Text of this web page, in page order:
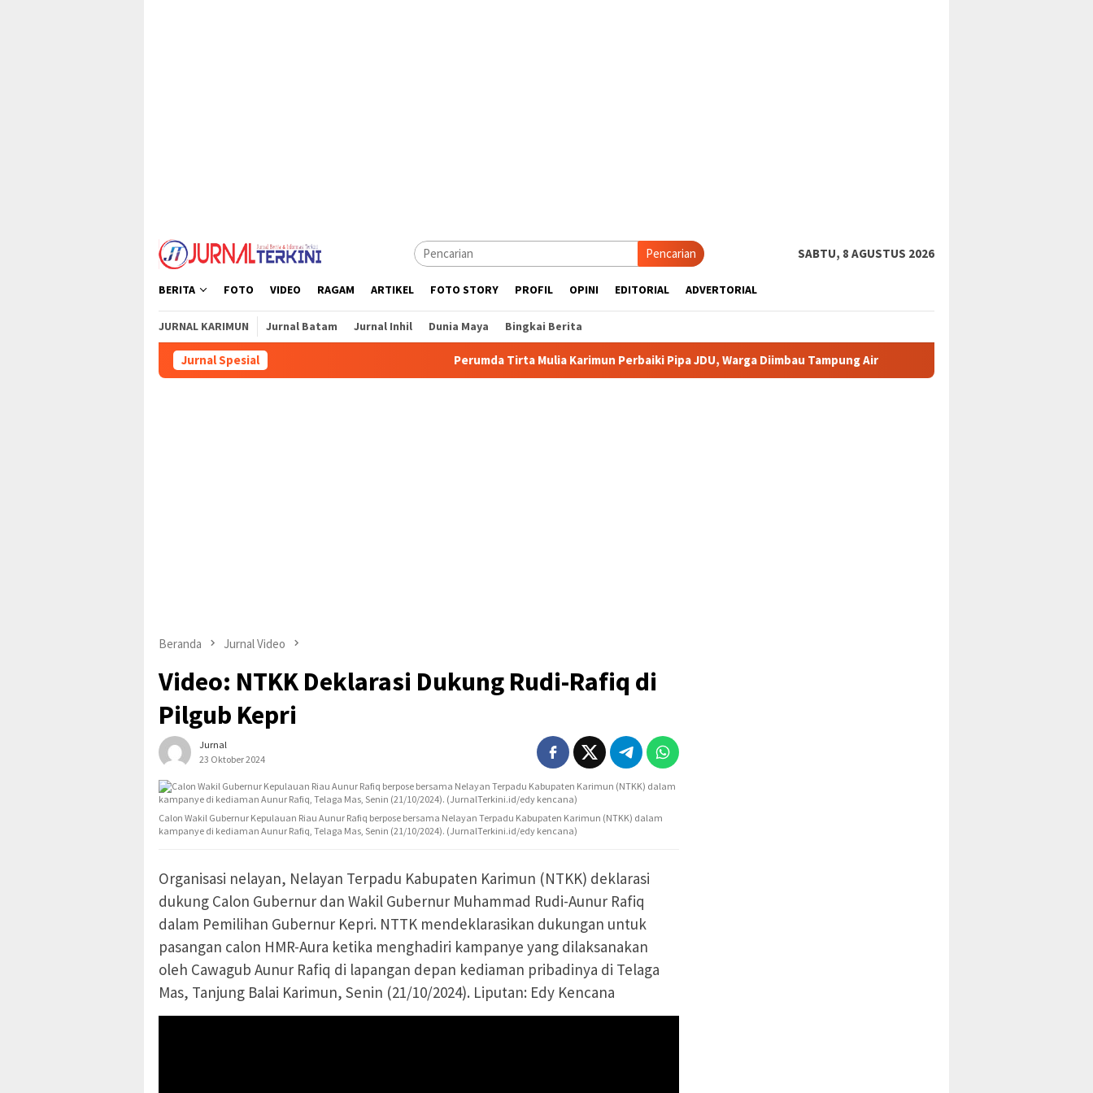
Pencarian SABTU, 8 AGUSTUS 2026
BERITA FOTO VIDEO RAGAM ARTIKEL FOTO STORY PROFIL OPINI EDITORIAL ADVERTORIAL
JURNAL KARIMUN Jurnal Batam Jurnal Inhil Dunia Maya Bingkai Berita
Jurnal Spesial Perumda Tirta Mulia Karimun Perbaiki Pipa JDU, Warga Diimbau Tampung Air Pemkab Karimun minta warga tidak
Beranda Jurnal Video
Video: NTKK Deklarasi Dukung Rudi-Rafiq di
Pilgub Kepri
Jurnal
23 Oktober 2024
Calon Wakil Gubernur Kepulauan Riau Aunur Rafiq berpose bersama Nelayan Terpadu Kabupaten Karimun (NTKK) dalam
kampanye di kediaman Aunur Rafiq, Telaga Mas, Senin (21/10/2024). (JurnalTerkini.id/edy kencana)
Organisasi nelayan, Nelayan Terpadu Kabupaten Karimun (NTKK) deklarasi
dukung Calon Gubernur dan Wakil Gubernur Muhammad Rudi-Aunur Rafiq
dalam Pemilihan Gubernur Kepri. NTTK mendeklarasikan dukungan untuk
pasangan calon HMR-Aura ketika menghadiri kampanye yang dilaksanakan
oleh Cawagub Aunur Rafiq di lapangan depan kediaman pribadinya di Telaga
Mas, Tanjung Balai Karimun, Senin (21/10/2024). Liputan: Edy Kencana